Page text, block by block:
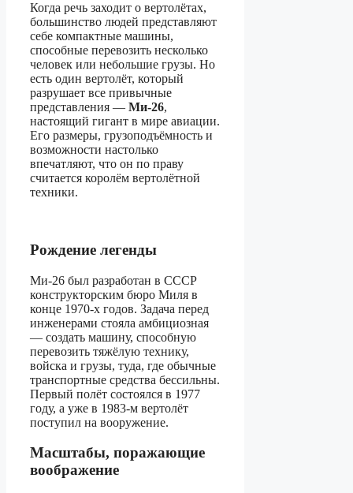
Когда речь заходит о вертолётах,
большинство людей представляют
себе компактные машины,
способные перевозить несколько
человек или небольшие грузы. Но
есть один вертолёт, который
разрушает все привычные
представления — Ми-26,
настоящий гигант в мире авиации.
Его размеры, грузоподъёмность и
возможности настолько
впечатляют, что он по праву
считается королём вертолётной
техники.
Рождение легенды
Ми-26 был разработан в СССР
конструкторским бюро Миля в
конце 1970-х годов. Задача перед
инженерами стояла амбициозная
— создать машину, способную
перевозить тяжёлую технику,
войска и грузы, туда, где обычные
транспортные средства бессильны.
Первый полёт состоялся в 1977
году, а уже в 1983-м вертолёт
поступил на вооружение.
Масштабы, поражающие
воображение